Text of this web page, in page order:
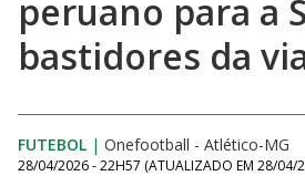
peruano para a
bastidores da
FUTEBOL | Onefootball - Atlético-MG
28/04/2026 - 22H57 (ATUALIZADO EM 28/04/